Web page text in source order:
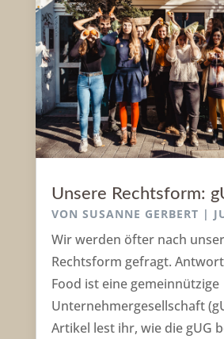
Unsere Rechtsform:
VON SUSANNE GERBERT |
Wir werden öfter nach
Rechtsform gefragt.
Food ist eine gemeinnützige
Unternehmergesellschaft
Artikel lest ihr, wie die gUG